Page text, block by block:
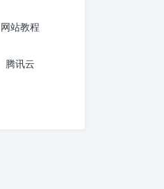
网站教程
腾讯云